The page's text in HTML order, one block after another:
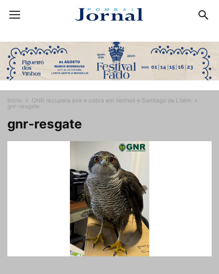
Início
GNR recupera ave e cobra em Vermoil e Santiago de Litém
gnr-resgate
gnr-resgate